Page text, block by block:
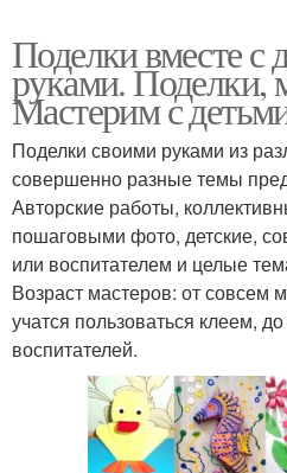
Поделки вместе с
руками. Поделки,
Мастерим с
Поделки своими руками из
совершенно разные темы
Авторские работы,
пошаговыми фото, детские,
или воспитателем и целые
Возраст мастеров: от совсем
учатся пользоваться клеем,
воспитателей.